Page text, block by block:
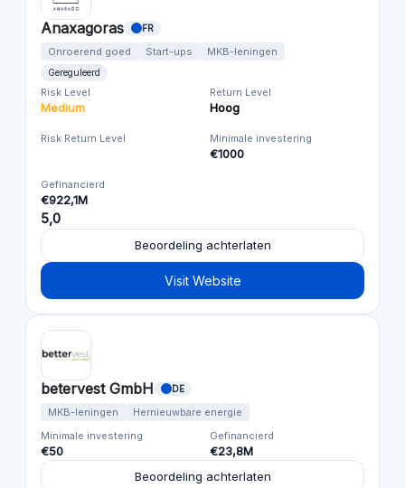
Anaxagoras FR
Onroerend goed Start-ups MKB-leningen
Gereguleerd
Risk Level
Medium
Return Level
Hoog
Risk Return Level Minimale investering
€1000
Gefinancierd
€922,1M
5,0
Beoordeling achterlaten
Visit Website
betervest GmbH DE
MKB-leningen
Hernieuwbare energie
Minimale investering
€50
Gefinancierd
€23,8M
Beoordeling achterlaten